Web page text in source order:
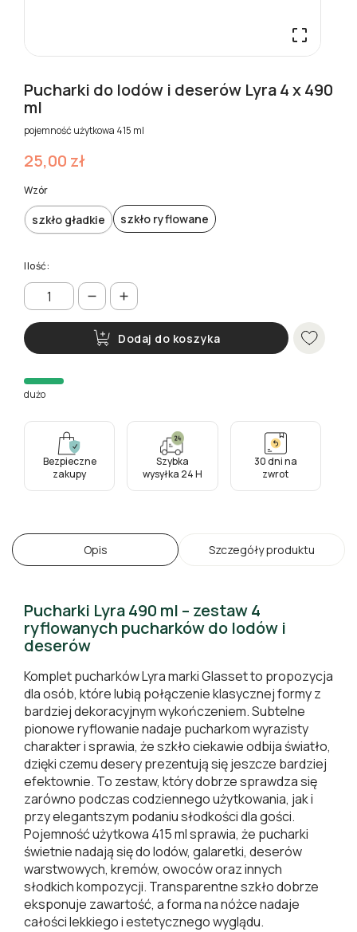

Pucharki do lodów i deserów Lyra 4 x 490
ml
pojemność użytkowa 415 ml
25,00 zł
Wzór
szkło gładkie szkło ryflowane
Ilość:
Dodaj do koszyka
dużo
Bezpieczne
zakupy
Szybka
wysyłka 24 H
30 dni na
zwrot
Opis Szczegóły produktu
Pucharki Lyra 490 ml – zestaw 4
ryflowanych pucharków do lodów i
deserów
Komplet pucharków Lyra marki Glasset to propozycja
dla osób, które lubią połączenie klasycznej formy z
bardziej dekoracyjnym wykończeniem. Subtelne
pionowe ryflowanie nadaje pucharkom wyrazisty
charakter i sprawia, że szkło ciekawie odbija światło,
dzięki czemu desery prezentują się jeszcze bardziej
efektownie. To zestaw, który dobrze sprawdza się
zarówno podczas codziennego użytkowania, jak i
przy elegantszym podaniu słodkości dla gości.
Pojemność użytkowa 415 ml sprawia, że pucharki
świetnie nadają się do lodów, galaretki, deserów
warstwowych, kremów, owoców oraz innych
słodkich kompozycji. Transparentne szkło dobrze
eksponuje zawartość, a forma na nóżce nadaje
całości lekkiego i estetycznego wyglądu.